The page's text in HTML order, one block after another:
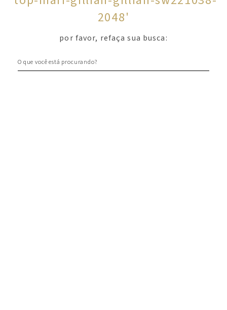
2048'
por favor, refaça sua busca: